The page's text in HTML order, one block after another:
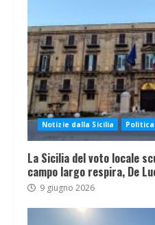
Notizie dalla Sicilia
La Sicilia del voto locale
campo largo respira, De
9 giugno 2026